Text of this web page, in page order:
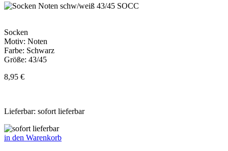
Socken
Motiv: Noten
Farbe: Schwarz
Größe: 43/45
8,95 €
Lieferbar: sofort lieferbar
in den Warenkorb